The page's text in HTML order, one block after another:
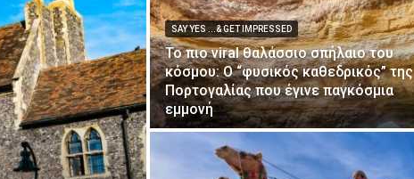
SAY YES ...& GET IMPRESSED
Το πιο viral θαλάσσιο σπήλαιο του
κόσμου: Ο “φυσικός καθεδρικός” της
Πορτογαλίας που έγινε παγκόσμια
εμμονή